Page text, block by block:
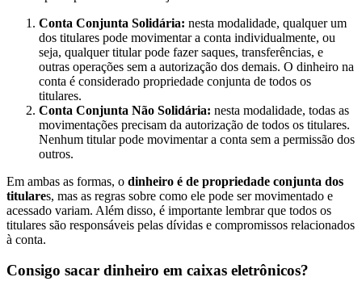
Conta Conjunta Solidária: nesta modalidade, qualquer um
dos titulares pode movimentar a conta individualmente, ou
seja, qualquer titular pode fazer saques, transferências, e
outras operações sem a autorização dos demais. O dinheiro na
conta é considerado propriedade conjunta de todos os
titulares.
Conta Conjunta Não Solidária: nesta modalidade, todas as
movimentações precisam da autorização de todos os titulares.
Nenhum titular pode movimentar a conta sem a permissão dos
outros.
Em ambas as formas, o dinheiro é de propriedade conjunta dos
titulares, mas as regras sobre como ele pode ser movimentado e
acessado variam. Além disso, é importante lembrar que todos os
titulares são responsáveis pelas dívidas e compromissos relacionados
à conta.
Consigo sacar dinheiro em caixas eletrônicos?